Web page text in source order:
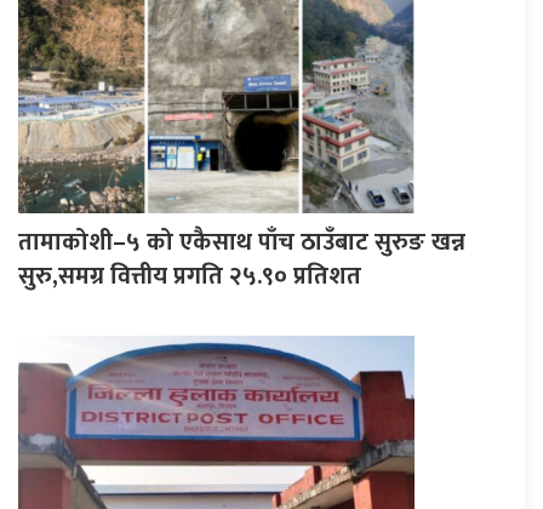
तामाकोशी–५ को एकैसाथ पाँच ठाउँबाट सुरुङ खन्न
सुरु,समग्र वित्तीय प्रगति २५.९० प्रतिशत